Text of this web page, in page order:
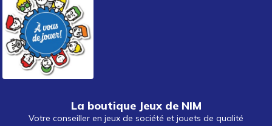
La boutique Jeux de NIM
Votre conseiller en jeux de société et jouets de qualité